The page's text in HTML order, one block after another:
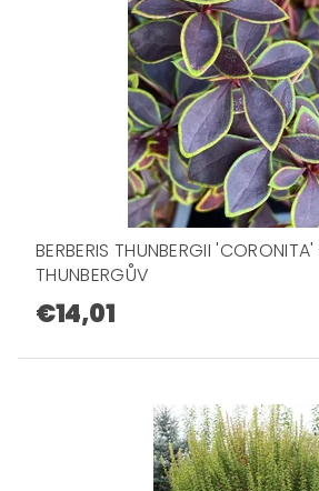
BERBERIS THUNBERGII
THUNBERGŮV
€14,01